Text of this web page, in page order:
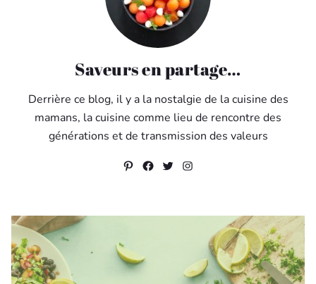
Saveurs en partage…
Derrière ce blog, il y a la nostalgie de la cuisine des
mamans, la cuisine comme lieu de rencontre des
générations et de transmission des valeurs
Pinterest
Facebook
Twitter
Instagram